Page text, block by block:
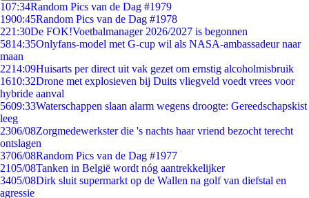
107:34Random Pics van de Dag #1979
1900:45Random Pics van de Dag #1978
221:30De FOK!Voetbalmanager 2026/2027 is begonnen
5814:35Onlyfans-model met G-cup wil als NASA-ambassadeur naar
maan
2214:09Huisarts per direct uit vak gezet om ernstig alcoholmisbruik
1610:32Drone met explosieven bij Duits vliegveld voedt vrees voor
hybride aanval
5609:33Waterschappen slaan alarm wegens droogte: Gereedschapskist
leeg
2306/08Zorgmedewerkster die 's nachts haar vriend bezocht terecht
ontslagen
3706/08Random Pics van de Dag #1977
2105/08Tanken in België wordt nóg aantrekkelijker
3405/08Dirk sluit supermarkt op de Wallen na golf van diefstal en
agressie